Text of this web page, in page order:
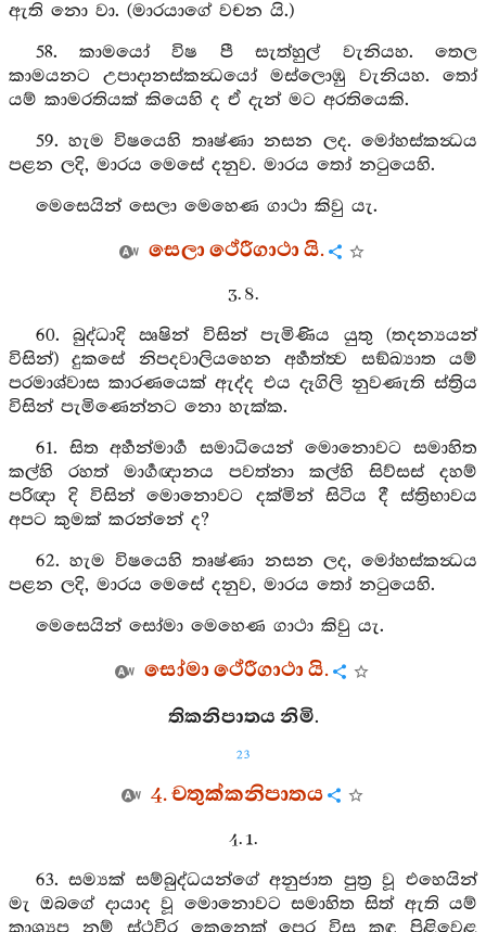
ඇති නො වා. (මාරයාගේ වචන යි.)
58. කාමයෝ විෂ පී සැත්හුල් වැනියහ. තෙල
කාමයනට උපාදානස්කන්‍ධයෝ මස්ලොඹු වැනියහ. තෝ
යම් කාමරතියක් කියෙහි ද ඒ දැන් මට අරතියෙකි.
59. හැම විෂයෙහි තෘෂ්ණා නසන ලද. මෝහස්කන්‍ධය
පළන ලදි, මාරය මෙසේ දනුව. මාරය තෝ නටුයෙහි.
මෙසෙයින් සෙලා මෙහෙණ ගාථා කිවු යැ.
සෙලා ථේරීගාථා යි.
3. 8.
60. බුද්ධාදි ඍෂින් විසින් පැමිණිය යුතු (තදන්‍යයන්
විසින්) දුකසේ නිපදවාලියහෙන අර්‍හත්ත්‍ව සඞ්ඛ්‍යාත යම්
පරමාශ්වාස කාරණයෙක් ඇද්ද එය දෑගිලි නුවණැති ස්ත්‍රිය
විසින් පැමිණෙන්නට නො හැක්ක.
61. සිත අර්‍හන්මාර්‍ග සමාධියෙන් මොනොවට සමාහිත
කල්හි රහත් මාර්‍ගඥානය පවත්නා කල්හි සිව්සස් දහම්
පරිඥා දි විසින් මොනොවට දක්මින් සිටිය දී ස්ත්‍රිභාවය
අපට කුමක් කරන්නේ ද?
62. හැම විෂයෙහි තෘෂ්ණා නසන ලද, මෝහස්කන්‍ධය
පළන ලදි, මාරය මෙසේ දනුව, මාරය තෝ නටුයෙහි.
මෙසෙයින් සෝමා මෙහෙණ ගාථා කිවු යැ.
සෝමා ථේරීගාථා යි.
තිකනිපාතය නිමි.
23
4. චතුක්කනිපාතය
4. 1.
63. සම්‍යක් සම්බුද්ධයන්ගේ අනුජාත පුත්‍ර වූ එහෙයින්
මැ ඔබගේ දායාද වූ මොනොවට සමාහිත සිත් ඇති යම්